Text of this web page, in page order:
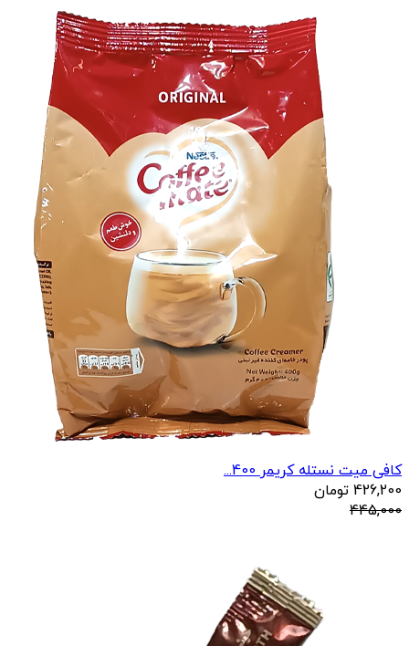
کافی میت نستله کریمر 400...
426,200 تومان
445,000